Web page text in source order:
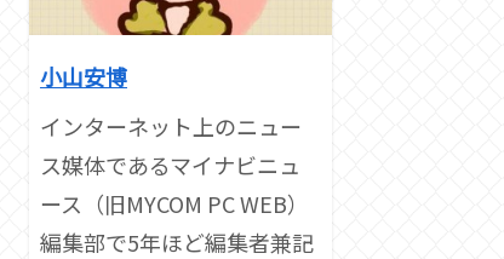
小山安博
インターネット上のニュー
ス媒体であるマイナビニュ
ース（旧MYCOM PC WEB）
編集部で5年ほど編集者兼記